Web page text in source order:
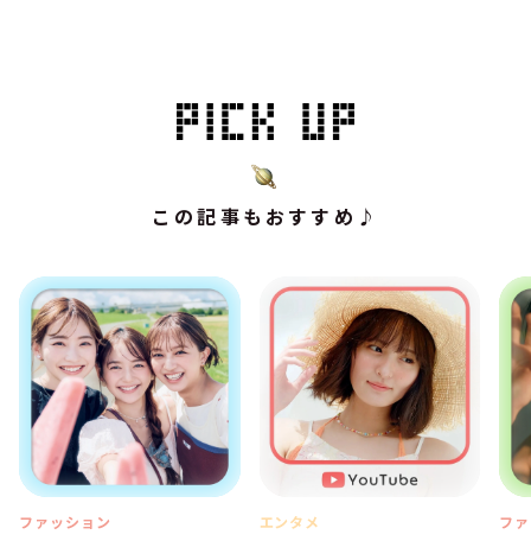
この記事もおすすめ♪
ファッション エンタメ フ